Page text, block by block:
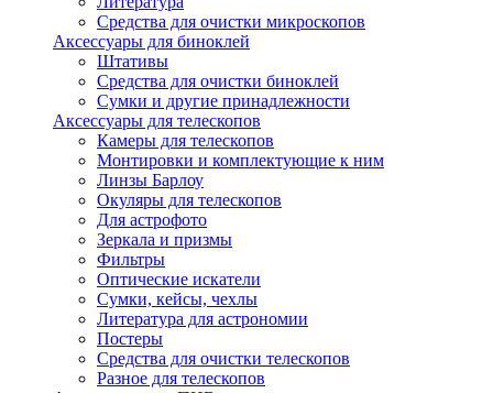
Средства для очистки микроскопов
Аксессуары для биноклей
Штативы
Средства для очистки биноклей
Сумки и другие принадлежности
Аксессуары для телескопов
Камеры для телескопов
Монтировки и комплектующие к ним
Линзы Барлоу
Окуляры для телескопов
Для астрофото
Зеркала и призмы
Фильтры
Оптические искатели
Сумки, кейсы, чехлы
Литература для астрономии
Постеры
Средства для очистки телескопов
Разное для телескопов